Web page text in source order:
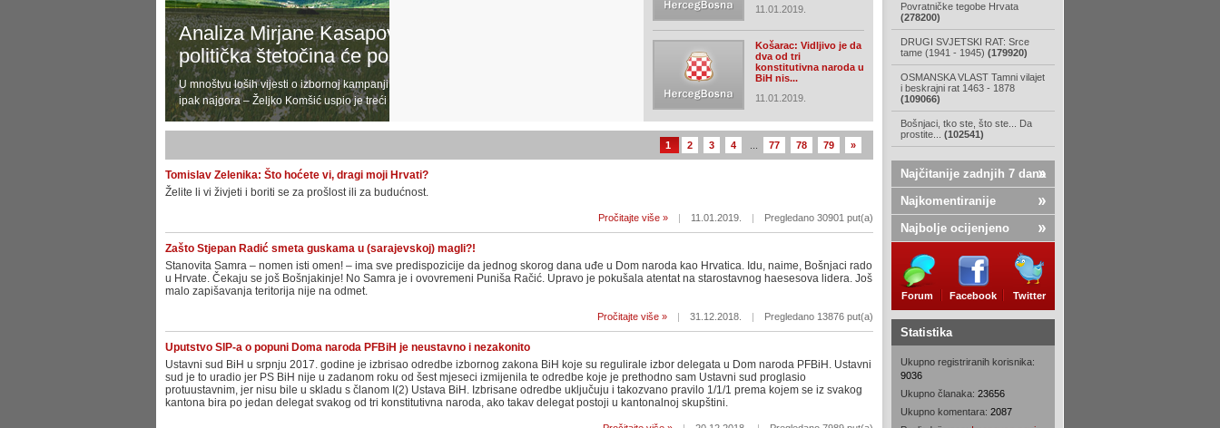
Povratničke tegobe Hrvata
(278200)
DRUGI SVJETSKI RAT: Srce
tame (1941 - 1945) (179920)
OSMANSKA VLAST Tamni vilajet
i beskrajni rat 1463 - 1878
(109066)
Bošnjaci, tko ste, što ste... Da
prostite... (102541)
Najčitanije zadnjih 7 dana
Najkomentiranije
Najbolje ocijenjeno
Forum Facebook Twitter
Statistika
Ukupno registriranih korisnika:
9036
Ukupno članaka: 23656
Ukupno komentara: 2087
Analiza Mirjane Kasapović: Bosanski unitarist i
politička štetočina će postati grobar BiH
U mnoštvu loših vijesti o izbornoj kampanji i izborima u Bosni i Hercegovini jedna je vijest
ipak najgora – Željko Komšić uspio je treći put postati hrvatskim članom Predsjedništva...
11.01.2019.
Košarac: Vidljivo je da
dva od tri
konstitutivna naroda u
BiH nis...
11.01.2019.
1 2 3 4 77 78 79 »
Tomislav Zelenika: Što hoćete vi, dragi moji Hrvati?
Želite li vi živjeti i boriti se za prošlost ili za budućnost.
Pročitajte više » | 11.01.2019. | Pregledano 30901 put(a)
Zašto Stjepan Radić smeta guskama u (sarajevskoj) magli?!
Stanovita Samra – nomen isti omen! – ima sve predispozicije da jednog skorog dana uđe u Dom naroda kao Hrvatica. Idu, naime, Bošnjaci rado
u Hrvate. Čekaju se još Bošnjakinje! No Samra je i ovovremeni Puniša Račić. Upravo je pokušala atentat na starostavnog haesesova lidera. Još
malo zapišavanja teritorija nije na odmet.
Pročitajte više » | 31.12.2018. | Pregledano 13876 put(a)
Uputstvo SIP-a o popuni Doma naroda PFBiH je neustavno i nezakonito
Ustavni sud BiH u srpnju 2017. godine je izbrisao odredbe izbornog zakona BiH koje su regulirale izbor delegata u Dom naroda PFBiH. Ustavni
sud je to uradio jer PS BiH nije u zadanom roku od šest mjeseci izmijenila te odredbe koje je prethodno sam Ustavni sud proglasio
protuustavnim, jer nisu bile u skladu s članom I(2) Ustava BiH. Izbrisane odredbe uključuju i takozvano pravilo 1/1/1 prema kojem se iz svakog
kantona bira po jedan delegat svakog od tri konstitutivna naroda, ako takav delegat postoji u kantonalnoj skupštini.